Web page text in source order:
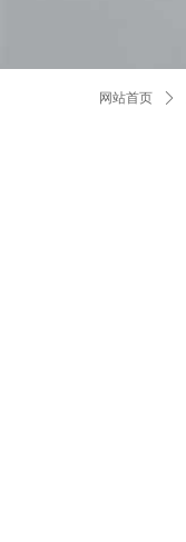
网站首页 ꄲ